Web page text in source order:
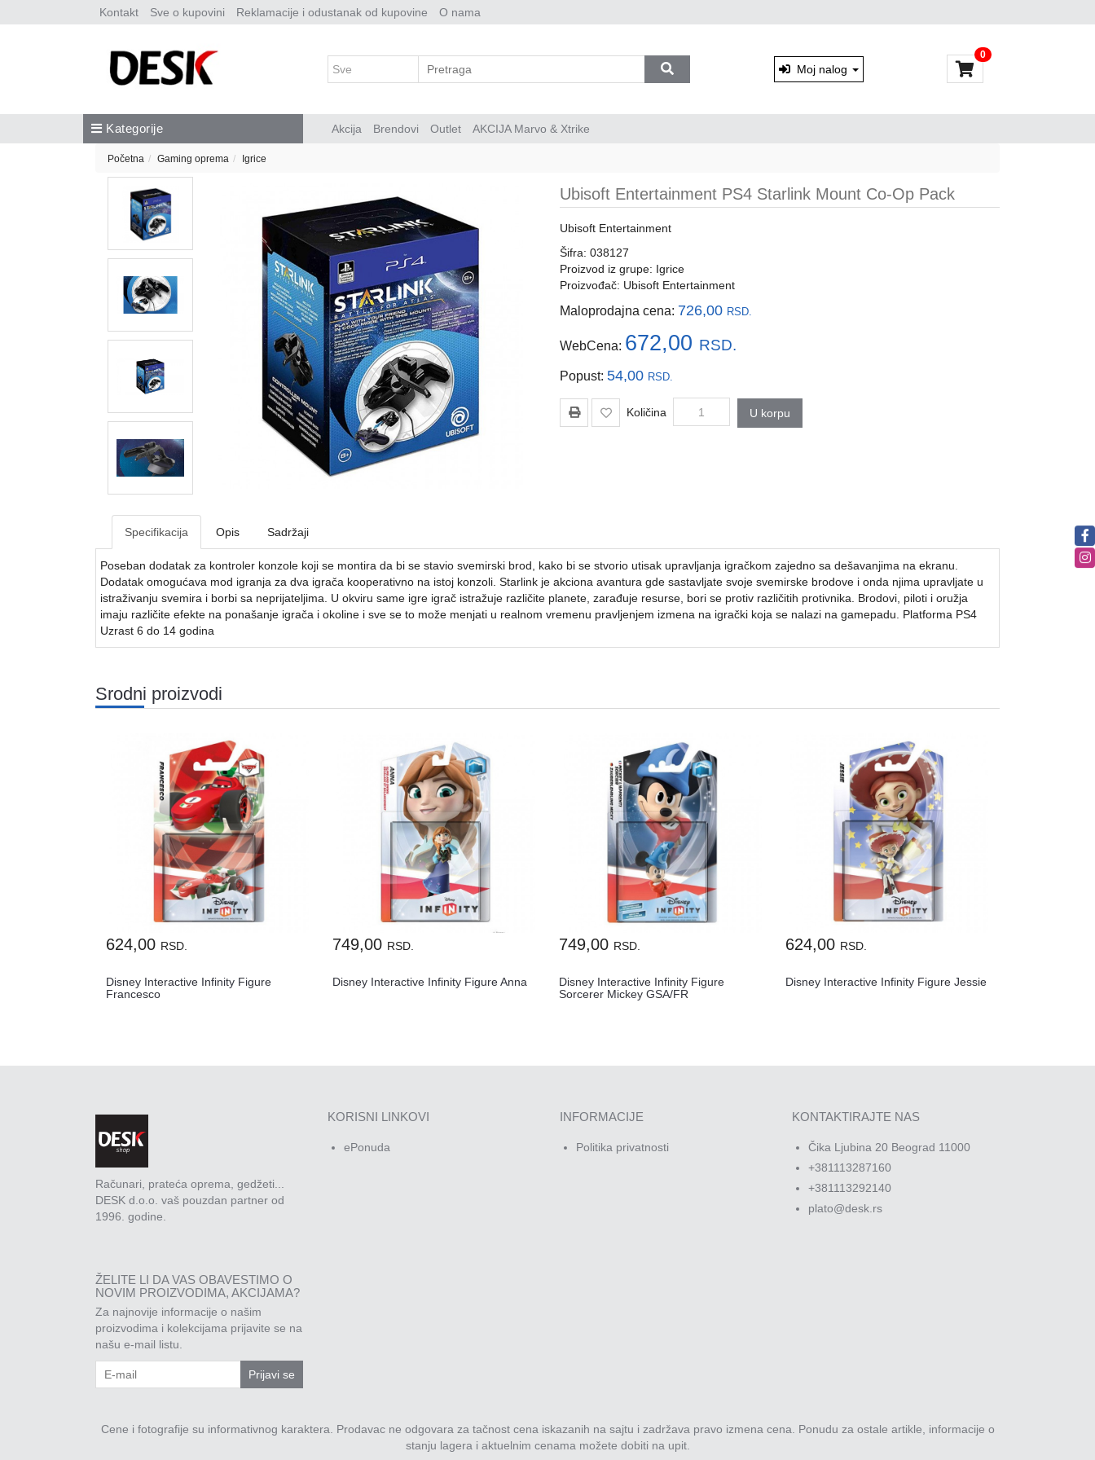
Kontakt Sve o kupovini Reklamacije i odustanak od kupovine O nama
Moj nalog
0
Kategorije Akcija Brendovi Outlet AKCIJA Marvo & Xtrike
Početna Gaming oprema Igrice
Ubisoft Entertainment PS4 Starlink Mount Co-Op Pack
Ubisoft Entertainment
Šifra: 038127
Proizvod iz grupe: Igrice
Proizvođač: Ubisoft Entertainment
Maloprodajna cena: 726,00 RSD.
WebCena: 672,00 RSD.
Popust: 54,00 RSD.
Količina U korpu
Specifikacija Opis Sadržaji
Poseban dodatak za kontroler konzole koji se montira da bi se stavio svemirski brod, kako bi se stvorio utisak upravljanja igračkom zajedno sa dešavanjima na ekranu.
Dodatak omogućava mod igranja za dva igrača kooperativno na istoj konzoli. Starlink je akciona avantura gde sastavljate svoje svemirske brodove i onda njima upravljate u
istraživanju svemira i borbi sa neprijateljima. U okviru same igre igrač istražuje različite planete, zarađuje resurse, bori se protiv različitih protivnika. Brodovi, piloti i oružja
imaju različite efekte na ponašanje igrača i okoline i sve se to može menjati u realnom vremenu pravljenjem izmena na igrački koja se nalazi na gamepadu. Platforma PS4
Uzrast 6 do 14 godina
Srodni proizvodi
624,00 RSD.
Disney Interactive Infinity Figure
Francesco
749,00 RSD.
Disney Interactive Infinity Figure Anna
749,00 RSD.
Disney Interactive Infinity Figure
Sorcerer Mickey GSA/FR
624,00 RSD.
Disney Interactive Infinity Figure Jessie
Računari, prateća oprema, gedžeti...
DESK d.o.o. vaš pouzdan partner od
1996. godine.
KORISNI LINKOVI
ePonuda
INFORMACIJE
Politika privatnosti
KONTAKTIRAJTE NAS
Čika Ljubina 20 Beograd 11000
+381113287160
+381113292140
plato@desk.rs
ŽELITE LI DA VAS OBAVESTIMO O
NOVIM PROIZVODIMA, AKCIJAMA?
Za najnovije informacije o našim
proizvodima i kolekcijama prijavite se na
našu e-mail listu.
Prijavi se
Cene i fotografije su informativnog karaktera. Prodavac ne odgovara za tačnost cena iskazanih na sajtu i zadržava pravo izmena cena. Ponudu za ostale artikle, informacije o
stanju lagera i aktuelnim cenama možete dobiti na upit.